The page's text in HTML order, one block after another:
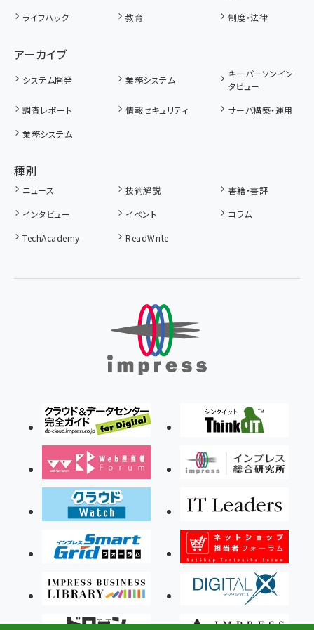
ライフハック
教育 制度・法律
アーカイブ
システム開発 業務システム
キーパーソンイン
タビュー
調査レポート
情報セキュリティ
サーバ構築・運用
業務システム
種別
ニュース 技術解説
書籍・書評
インタビュー
イベント
コラム
TechAcademy
ReadWrite